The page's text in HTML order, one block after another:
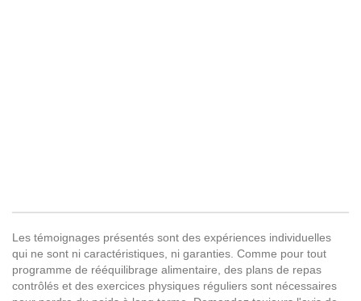
Les témoignages présentés sont des expériences individuelles
qui ne sont ni caractéristiques, ni garanties. Comme pour tout
programme de rééquilibrage alimentaire, des plans de repas
contrôlés et des exercices physiques réguliers sont nécessaires